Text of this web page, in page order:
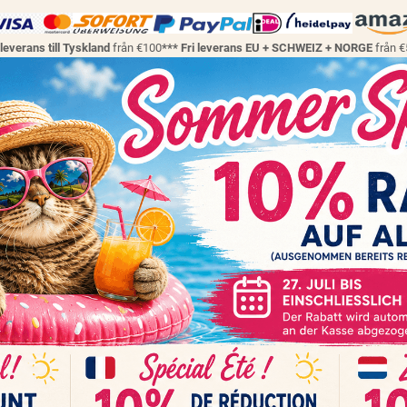
till Tyskland från €100*** Fri leverans EU + SCHWEIZ + NORGE från